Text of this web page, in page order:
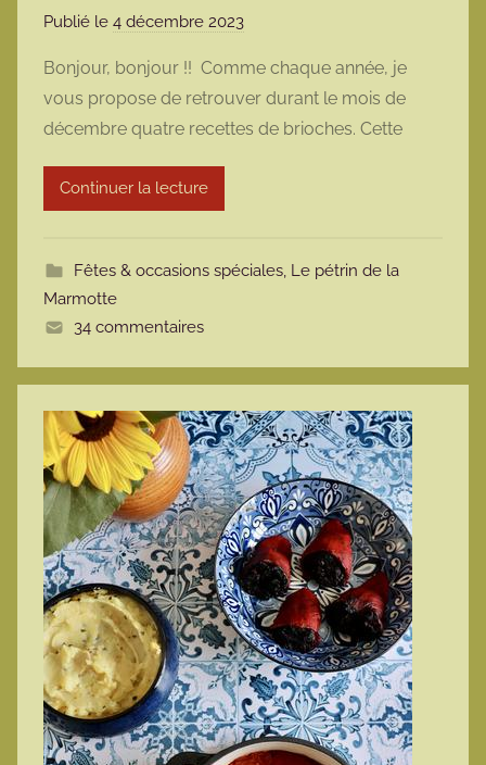
Publié le 4 décembre 2023
r
m
a
t
Bonjour, bonjour !! Comme chaque année, je
vous propose de retrouver durant le mois de
décembre quatre recettes de brioches. Cette
Continuer la lecture
Fêtes & occasions spéciales, Le pétrin de la
Marmotte
34 commentaires